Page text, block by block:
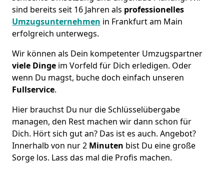
sind bereits seit 16 Jahren als professionelles
Umzugsunternehmen in Frankfurt am Main
erfolgreich unterwegs.
Wir können als Dein kompetenter Umzugspartner
viele Dinge im Vorfeld für Dich erledigen. Oder
wenn Du magst, buche doch einfach unseren
Fullservice.
Hier brauchst Du nur die Schlüsselübergabe
managen, den Rest machen wir dann schon für
Dich. Hört sich gut an? Das ist es auch. Angebot?
Innerhalb von nur 2 Minuten bist Du eine große
Sorge los. Lass das mal die Profis machen.